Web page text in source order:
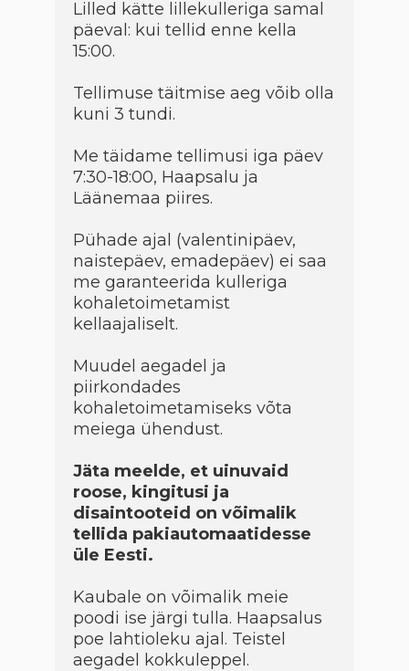
Lilled kätte lillekulleriga samal
päeval: kui tellid enne kella
15:00.
Tellimuse täitmise aeg võib olla
kuni 3 tundi.
Me täidame tellimusi iga päev
7:30-18:00, Haapsalu ja
Läänemaa piires.
Pühade ajal (valentinipäev,
naistepäev, emadepäev) ei saa
me garanteerida kulleriga
kohaletoimetamist
kellaajaliselt.
Muudel aegadel ja
piirkondades
kohaletoimetamiseks võta
meiega ühendust.
Jäta meelde, et uinuvaid
roose, kingitusi ja
disaintooteid on võimalik
tellida pakiautomaatidesse
üle Eesti.
Kaubale on võimalik meie
poodi ise järgi tulla. Haapsalus
poe lahtioleku ajal. Teistel
aegadel kokkuleppel.